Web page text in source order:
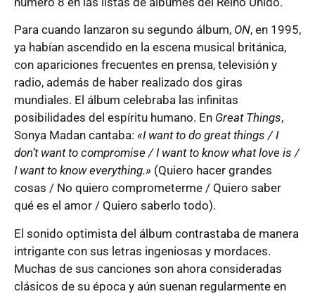
Para cuando lanzaron su segundo álbum, ON, en 1995,
ya habían ascendido en la escena musical británica,
con apariciones frecuentes en prensa, televisión y
radio, además de haber realizado dos giras
mundiales. El álbum celebraba las infinitas
posibilidades del espíritu humano. En Great Things,
Sonya Madan cantaba: «I want to do great things / I
don’t want to compromise / I want to know what love is /
I want to know everything.» (Quiero hacer grandes
cosas / No quiero comprometerme / Quiero saber
qué es el amor / Quiero saberlo todo).
El sonido optimista del álbum contrastaba de manera
intrigante con sus letras ingeniosas y mordaces.
Muchas de sus canciones son ahora consideradas
clásicos de su época y aún suenan regularmente en